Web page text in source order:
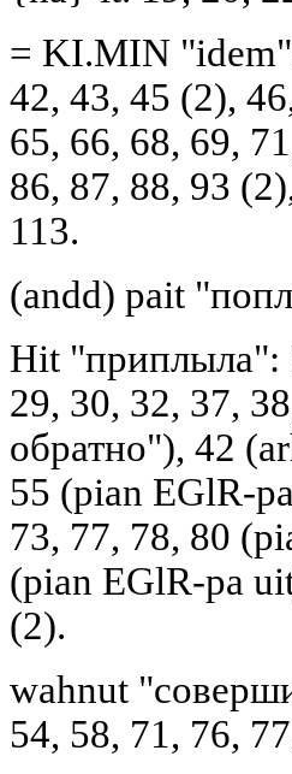
= KI.MIN
42, 43, 45 (2),
65, 66, 68, 69,
86, 87, 88, 93
113.
(andd) pait
Hit "приплыла":
29, 30, 32, 37,
обратно"), 42
55 (pian EGlR-
73, 77, 78, 80
(pian EGlR-pa
(2).
wahnut
54, 58, 71, 76,